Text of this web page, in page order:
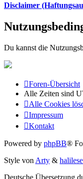
Disclaimer
Du kannst die
Foren-Übersicht
Alle Zeiten sind
Alle Cookies
Impressum
Kontakt
Powered by phpBB®
Style von Arty &
Deutsche Übersetzung